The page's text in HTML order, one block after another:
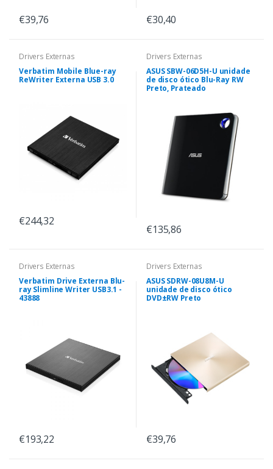
€39,76 €30,40
Drivers Externas
Verbatim Mobile Blue-ray
ReWriter Externa USB 3.0
€244,32
Drivers Externas
ASUS SBW-06D5H-U unidade
de disco ótico Blu-Ray RW
Preto, Prateado
€135,86
Drivers Externas
Verbatim Drive Externa Blu-
ray Slimline Writer USB3.1 -
43888
€193,22
Drivers Externas
ASUS SDRW-08U8M-U
unidade de disco ótico
DVD±RW Preto
€39,76